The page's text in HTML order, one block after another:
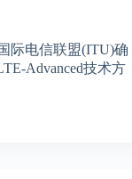
际电信联盟(ITU)确
Advanced技术方